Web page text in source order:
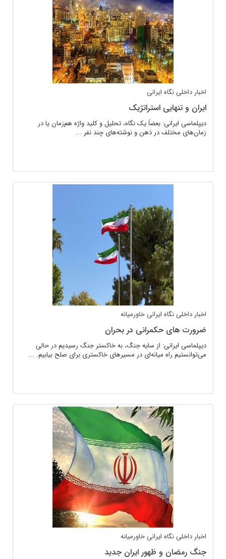
اخبار داخلی نگاه ایرانی
ایران و تنهایی استراتژیک
دیپلماسی ایرانی: بعضاً یک نگاه، تحلیل و کلید واژه هم‌زمان یا در
زمان‌های مختلف در ذهن و نوشته‌های چند نفر ...
اخبار داخلی نگاه ایرانی خاورمیانه
ضرورت های حکمرانی در بحران
دیپلماسی ایرانی: از سایه جنگ، به خاکستر جنگ رسیدیم در حالی
می‌توانستیم راه میانه‌ای در مسیرهای خاکستری برای صلح بیابیم. ...
اخبار داخلی نگاه ایرانی خاورمیانه
جنگ رمضان و ظهور ایران جدید